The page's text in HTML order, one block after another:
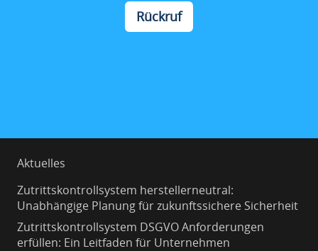
Rückruf
Aktuelles
Zutrittskontrollsystem herstellerneutral:
Unabhängige Planung für zukunftssichere Sicherheit
Zutrittskontrollsystem DSGVO Anforderungen
erfüllen: Ein Leitfaden für Unternehmen